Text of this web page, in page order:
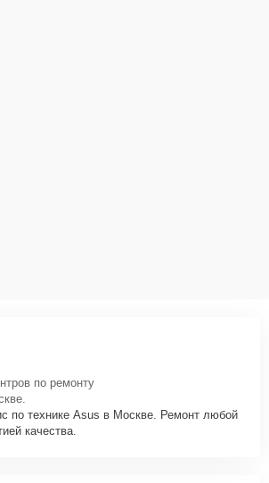
по ремонту
по технике Asus в Москве. Ремонт любой
качества.